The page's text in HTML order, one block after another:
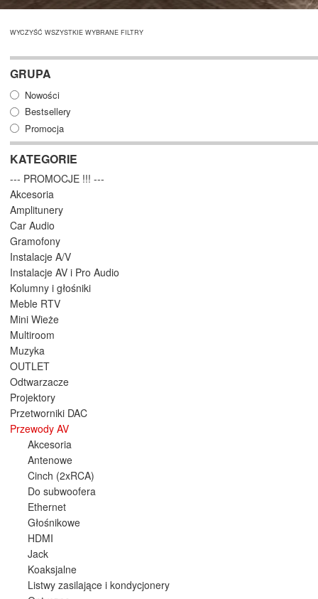
WYCZYŚĆ WSZYSTKIE WYBRANE FILTRY
GRUPA
Nowości
Bestsellery
Promocja
KATEGORIE
--- PROMOCJE !!! ---
Akcesoria
Amplitunery
Car Audio
Gramofony
Instalacje A/V
Instalacje AV i Pro Audio
Kolumny i głośniki
Meble RTV
Mini Wieże
Multiroom
Muzyka
OUTLET
Odtwarzacze
Projektory
Przetworniki DAC
Przewody AV
Akcesoria
Antenowe
Cinch (2xRCA)
Do subwoofera
Ethernet
Głośnikowe
HDMI
Jack
Koaksjalne
Listwy zasilające i kondycjonery